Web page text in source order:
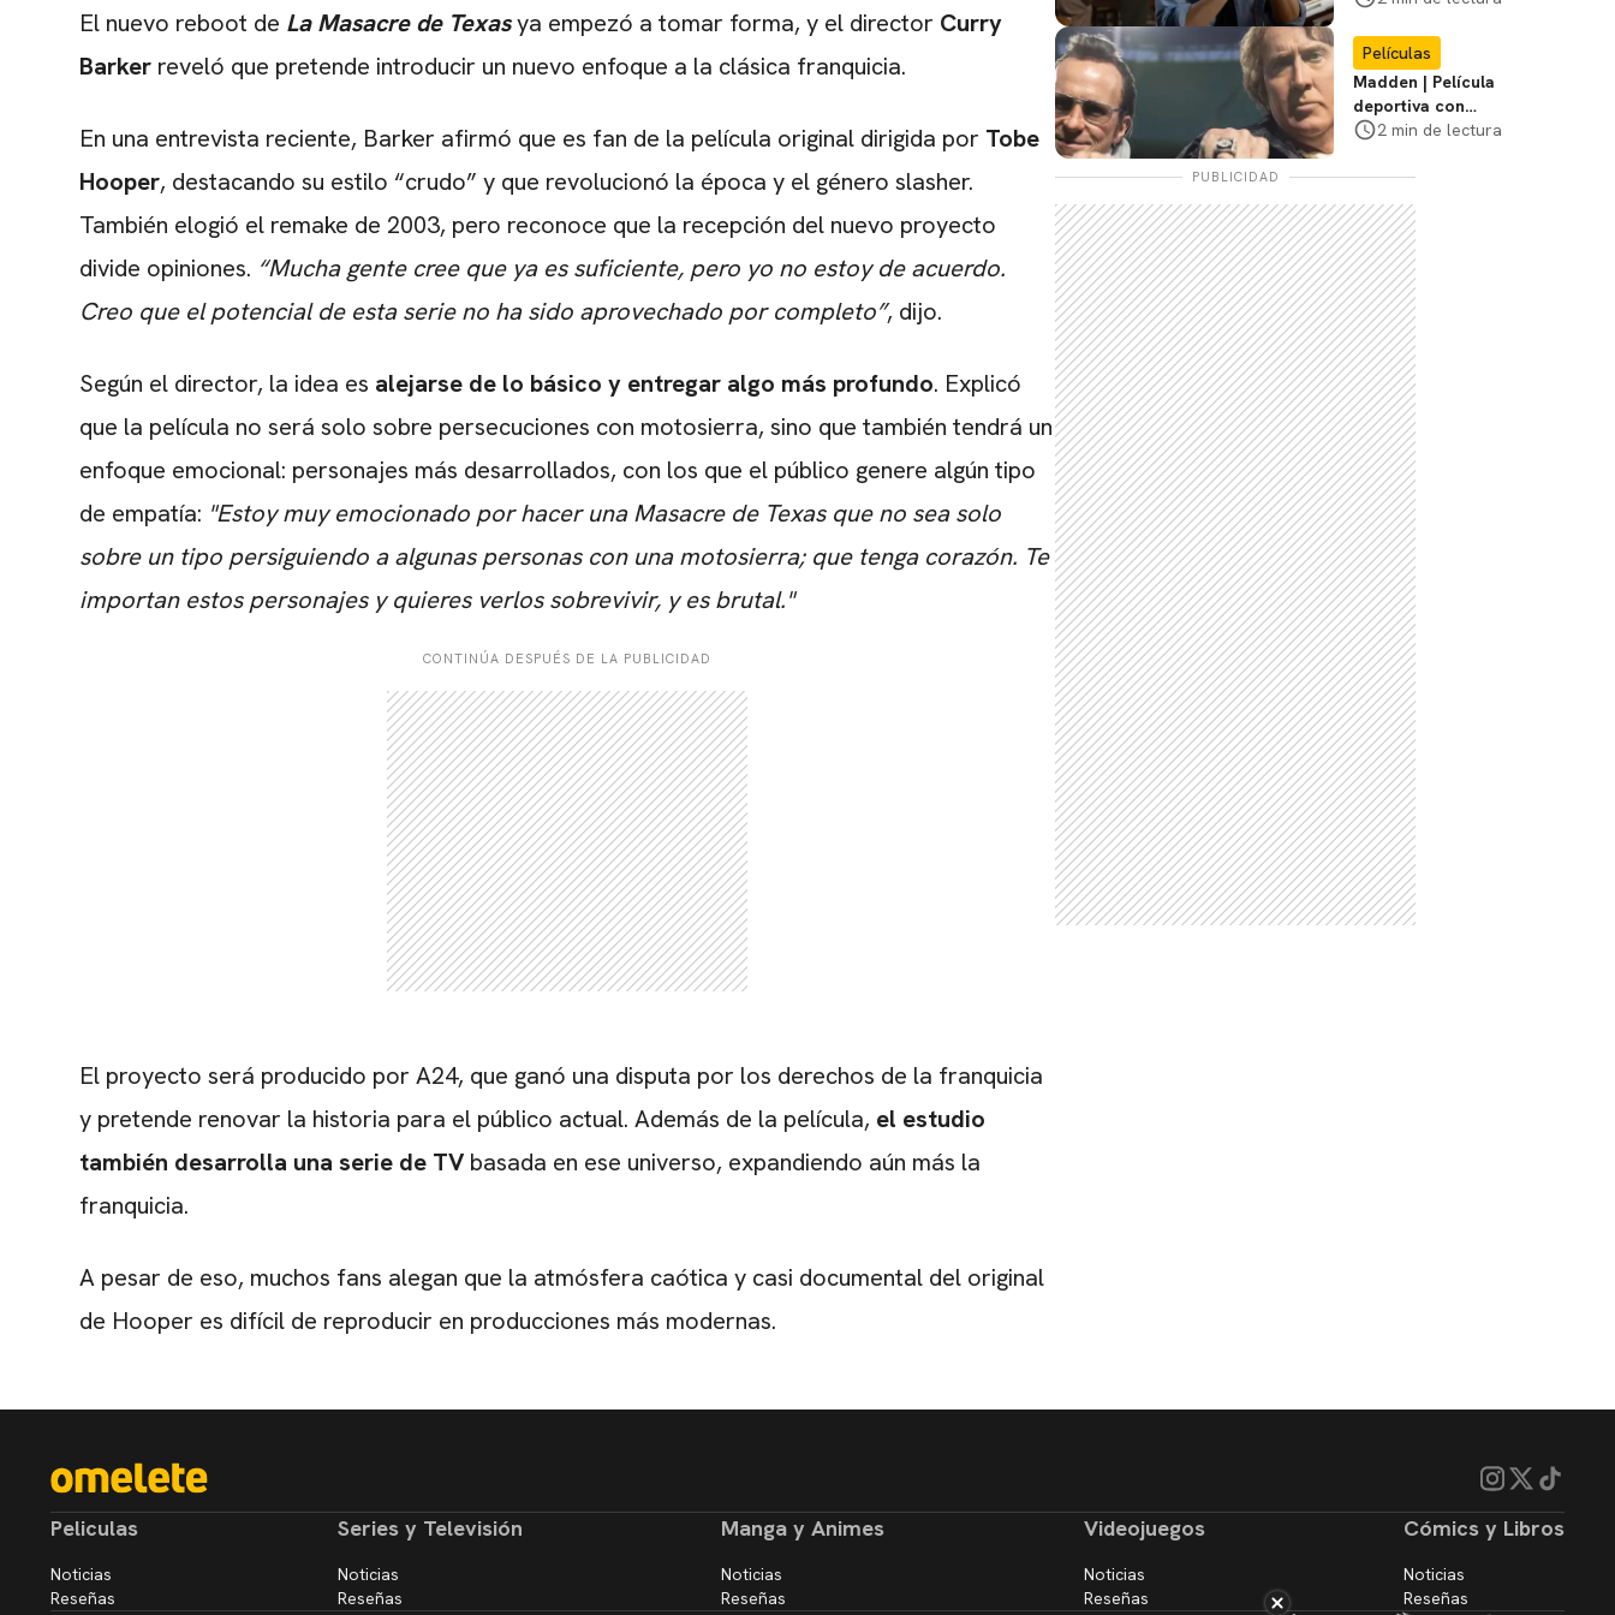
El nuevo reboot de La Masacre de Texasya empezó a tomar forma, y el director Curry
Barker reveló que pretende introducir un nuevo enfoque a la clásica franquicia.
En una entrevista reciente, Barker afirmó que es fan de la película original dirigida por Tobe
Hooper, destacando su estilo “crudo” y que revolucionó la época y el género slasher.
También elogió el remake de 2003, pero reconoce que la recepción del nuevo proyecto
divide opiniones. “Mucha gente cree que ya es suficiente, pero yo no estoy de acuerdo.
Creo que el potencial de esta serie no ha sido aprovechado por completo”, dijo.
Según el director, la idea es alejarse de lo básico y entregar algo más profundo. Explicó
que la película no será solo sobre persecuciones con motosierra, sino que también tendrá un
enfoque emocional: personajes más desarrollados, con los que el público genere algún tipo
de empatía: "Estoy muy emocionado por hacer una Masacre de Texas que no sea solo
sobre un tipo persiguiendo a algunas personas con una motosierra; que tenga corazón. Te
importan estos personajes y quieres verlos sobrevivir, y es brutal."
CONTINÚA DESPUÉS DE LA PUBLICIDAD
El proyecto será producido por A24, que ganó una disputa por los derechos de la franquicia
y pretende renovar la historia para el público actual. Además de la película, el estudio
también desarrolla una serie de TV basada en ese universo, expandiendo aún más la
franquicia.
A pesar de eso, muchos fans alegan que la atmósfera caótica y casi documental del original
de Hooper es difícil de reproducir en producciones más modernas.
Películas
Madden | Película
deportiva con
Nicolas Cage tendrá
cines
2 min de lectura
PUBLICIDAD
CARREGANDO PUBLICIDADE
Peliculas
Noticias
Reseñas
Series y Televisión
Noticias
Reseñas
Manga y Animes
Noticias
Reseñas
Videojuegos
Noticias
Reseñas
Cómics y Libros
Noticias
Reseñas